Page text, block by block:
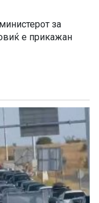
е прикажан